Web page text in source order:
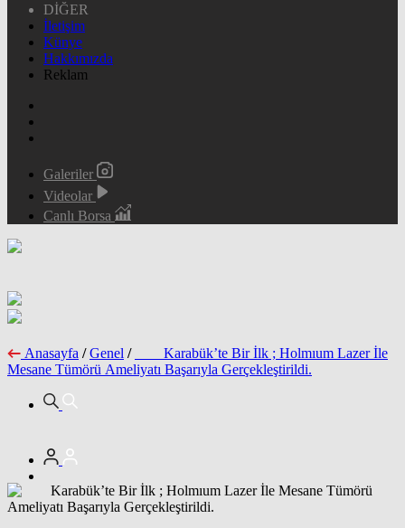
DİĞER
İletişim
Künye
Hakkımızda
Reklam
Galeriler
Videolar
Canlı Borsa
Anasayfa / Genel /
Karabük’te Bir İlk ; Holmıum Lazer İle
Mesane Tümörü Ameliyatı Başarıyla Gerçekleştirildi.